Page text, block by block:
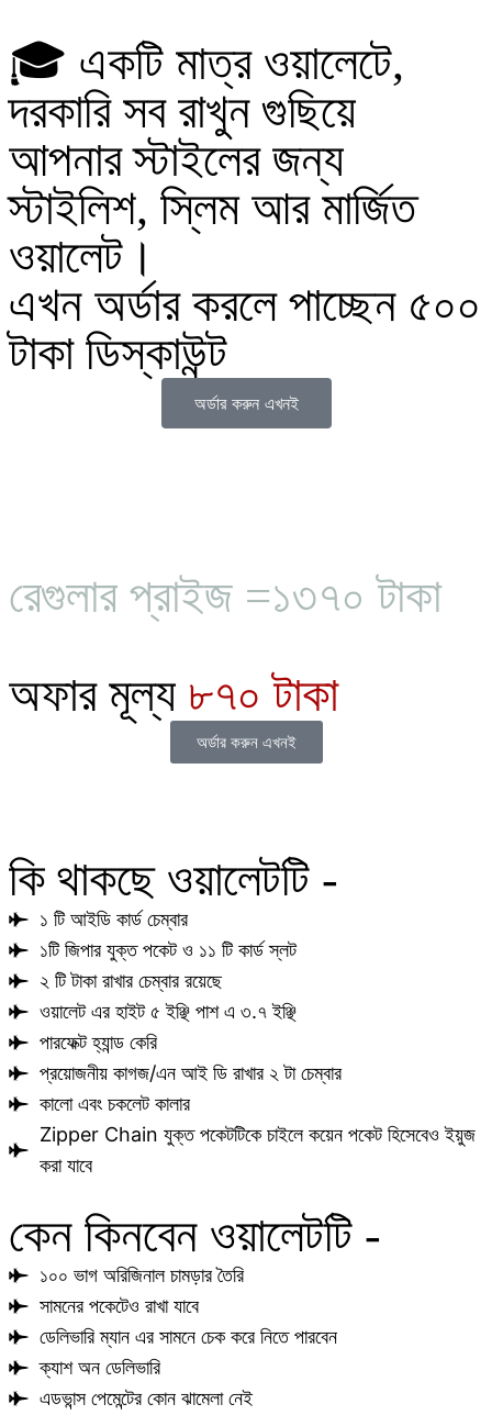
🎓 একটি মাত্র ওয়ালেটে,
দরকারি সব রাখুন গুছিয়ে
আপনার স্টাইলের জন্য
স্টাইলিশ, স্লিম আর মার্জিত
ওয়ালেট।
এখন অর্ডার করলে পাচ্ছেন ৫০০
টাকা ডিস্কাউন্ট
অর্ডার করুন এখনই
রেগুলার প্রাইজ =১৩৭০ টাকা
অফার মূল্য ৮৭০ টাকা
অর্ডার করুন এখনই
কি থাকছে ওয়ালেটটি -
১ টি আইডি কার্ড চেম্বার
১টি জিপার যুক্ত পকেট ও ১১ টি কার্ড স্লট
২ টি টাকা রাখার চেম্বার রয়েছে
ওয়ালেট এর হাইট ৫ ইঞ্ছি পাশ এ ৩.৭ ইঞ্ছি
পারফেক্ট হ্যান্ড কেরি
প্রয়োজনীয় কাগজ/এন আই ডি রাখার ২ টা চেম্বার
কালো এবং চকলেট কালার
Zipper Chain যুক্ত পকেটটিকে চাইলে কয়েন পকেট হিসেবেও ইয়ুজ
করা যাবে
কেন কিনবেন ওয়ালেটটি -
১০০ ভাগ অরিজিনাল চামড়ার তৈরি
সামনের পকেটেও রাখা যাবে
ডেলিভারি ম্যান এর সামনে চেক করে নিতে পারবেন
ক্যাশ অন ডেলিভারি
এডভান্স পেমেন্টের কোন ঝামেলা নেই